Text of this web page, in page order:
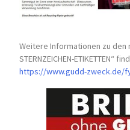
Weitere Informationen zu den
STERNZEICHEN-ETIKETTEN“
https://www.gudd-zweck.de/